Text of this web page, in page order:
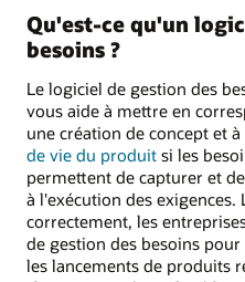
Qu'est-ce qu'un
besoins ?
Le logiciel de gestion des
vous aide à mettre en
une création de concept et
de vie du produit si les
permettent de capturer et
à l'exécution des exigences.
correctement, les
de gestion des besoins
les lancements de produits